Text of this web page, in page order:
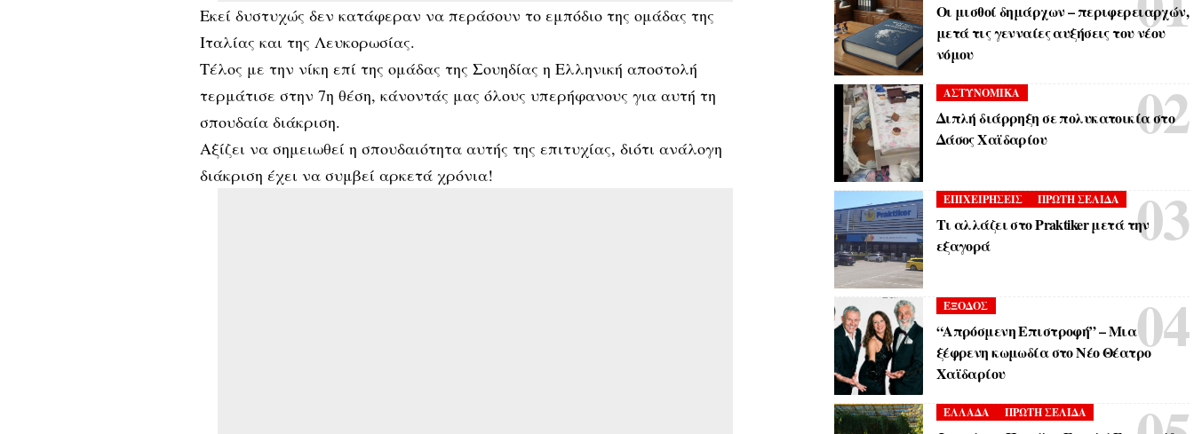
Εκεί δυστυχώς δεν κατάφεραν να περάσουν το εμπόδιο της ομάδας της
Ιταλίας και της Λευκορωσίας.
Τέλος με την νίκη επί της ομάδας της Σουηδίας η Ελληνική αποστολή
τερμάτισε στην 7η θέση, κάνοντάς μας όλους υπερήφανους για αυτή τη
σπουδαία διάκριση.
Αξίζει να σημειωθεί η σπουδαιότητα αυτής της επιτυχίας, διότι ανάλογη
διάκριση έχει να συμβεί αρκετά χρόνια!
Οι μισθοί δημάρχων – περιφερειαρχών,
μετά τις γενναίες αυξήσεις του νέου
νόμου
ΑΣΤΥΝΟΜΙΚΑ
Διπλή διάρρηξη σε πολυκατοικία στο
Δάσος Χαϊδαρίου
ΕΠΙΧΕΙΡΗΣΕΙΣ ΠΡΩΤΗ ΣΕΛΙΔΑ
Τι αλλάζει στο Praktiker μετά την
εξαγορά
ΕΞΟΔΟΣ
“Απρόσμενη Επιστροφή” – Μια
ξέφρενη κωμωδία στο Νέο Θέατρο
Χαϊδαρίου
ΕΛΛΑΔΑ ΠΡΩΤΗ ΣΕΛΙΔΑ